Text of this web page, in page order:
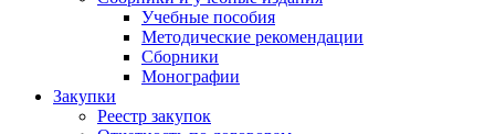
Учебные пособия
Методические рекомендации
Сборники
Монографии
Закупки
Реестр закупок